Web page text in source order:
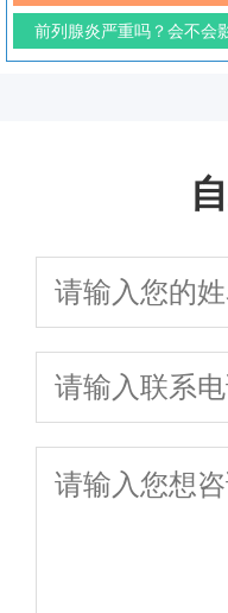
性功能
前列腺炎严重吗？会不会